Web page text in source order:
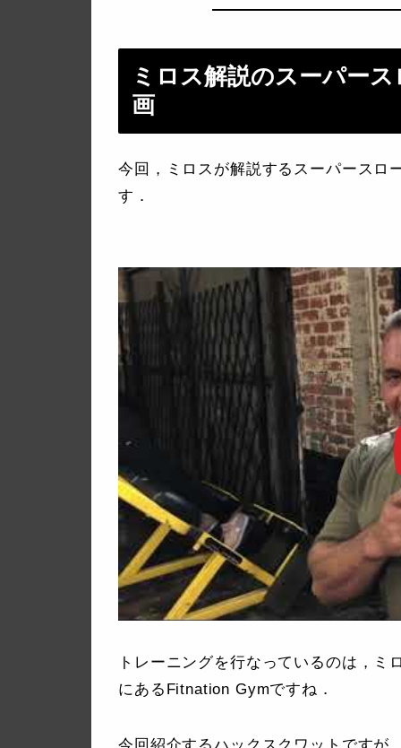
ミロス解説のスーパー
画
今回，ミロスが解説するスーパースロ
す．
トレーニングを行なっているのは，
にあるFitnation Gymですね．